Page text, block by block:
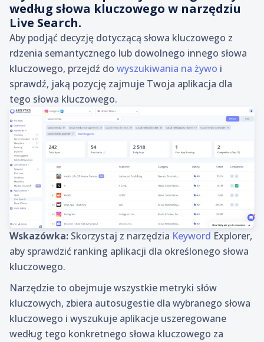
według słowa kluczowego w narzędziu
Live Search.
Aby podjąć decyzję dotyczącą słowa kluczowego z
rdzenia semantycznego lub dowolnego innego słowa
kluczowego, przejdź do wyszukiwania na żywo i
sprawdź, jaką pozycję zajmuje Twoja aplikacja dla
tego słowa kluczowego.
Wskazówka: Skorzystaj z narzędzia Keyword Explorer,
aby sprawdzić ranking aplikacji dla określonego słowa
kluczowego.
Narzędzie to obejmuje wszystkie metryki słów
kluczowych, zbiera autosugestie dla wybranego słowa
kluczowego i wyszukuje aplikacje uszeregowane
według tego konkretnego słowa kluczowego za